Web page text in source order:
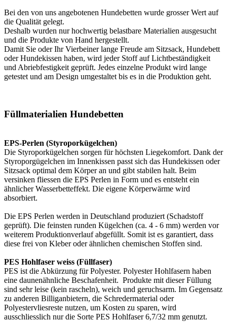
Bei den von uns angebotenen Hundebetten wurde grosser Wert auf
die Qualität gelegt.
Deshalb wurden nur hochwertig belastbare Materialien ausgesucht
und die Produkte von Hand hergestellt.
Damit Sie oder Ihr Vierbeiner lange Freude am Sitzsack, Hundebett
oder Hundekissen haben, wird jeder Stoff auf Lichtbeständigkeit
und Abriebfestigkeit geprüft. Jedes einzelne Produkt wird lange
getestet und am Design umgestaltet bis es in die Produktion geht.
Füllmaterialien Hundebetten
EPS-Perlen (Styroporkügelchen)
Die Styroporkügelchen sorgen für höchsten Liegekomfort. Dank der
Styroporgügelchen im Innenkissen passt sich das Hundekissen oder
Sitzsack optimal dem Körper an und gibt stabilen halt. Beim
versinken fliessen die EPS Perlen in Form und es entsteht ein
ähnlicher Wasserbetteffekt. Die eigene Körperwärme wird
absorbiert.
Die EPS Perlen werden in Deutschland produziert (Schadstoff
geprüft). Die feinsten runden Kügelchen (ca. 4 - 6 mm) werden vor
weiterem Produktionverlauf abgefüllt. Somit ist es garantiert, dass
diese frei von Kleber oder ähnlichen chemischen Stoffen sind.
PES Hohlfaser weiss (Füllfaser)
PES ist die Abkürzung für Polyester. Polyester Hohlfasern haben
eine daunenähnliche Beschafenheit. Produkte mit dieser Füllung
sind sehr leise (kein rascheln), weich und geruchsarm. Im Gegensatz
zu anderen Billiganbietern, die Schredermaterial oder
Polyestervliesreste nutzen, um Kosten zu sparen, wird
ausschliesslich nur die Sorte PES Hohlfaser 6,7/32 mm genutzt.